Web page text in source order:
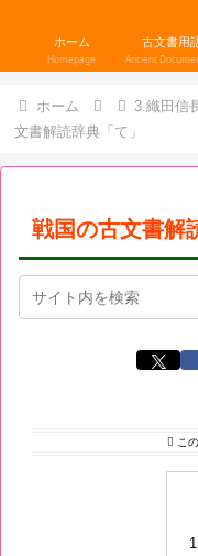
ホーム
Homepage
古文書用
Ancient
ホーム 3.織田信
文書解読辞典「て」
戦国の古文書解
こ